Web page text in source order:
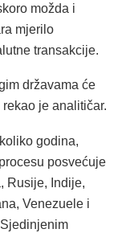
možda i
mjerilo
transakcije.
državama će
je analitičar.
godina,
posvećuje
Rusije, Indije,
Venezuele i